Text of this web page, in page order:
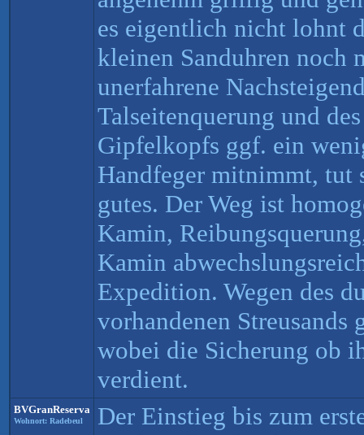
es eigentlich nicht lohnt
kleinen Sanduhren noch
unerfahrene
Talseitenquerung und
Gipfelkopfs ggf. ein
Handfeger mitnimmt, tut
gutes. Der Weg ist
Kamin,
Kamin
Expedition. Wegen des
vorhandenen
wobei die Sicherung ob
verdient.
BVGranReserva
Wohnort: Radebeul
Der Einstieg bis zum